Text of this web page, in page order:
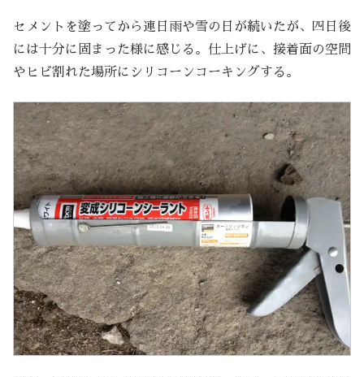
セメントを塗ってから連日雨や雪の日が続いたが、四日後
には十分に固まった様に感じる。仕上げに、接着面の空間
やヒビ割れた場所にシリコーンコーキングする。